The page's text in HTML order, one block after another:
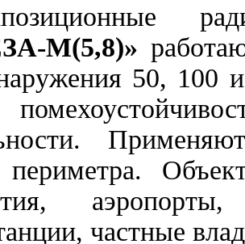
М(5,8)»
50, 100
периметра.
частные